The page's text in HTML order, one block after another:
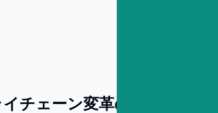
チェーン変革のビジネスコ